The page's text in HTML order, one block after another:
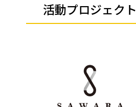
活動プロジェクト